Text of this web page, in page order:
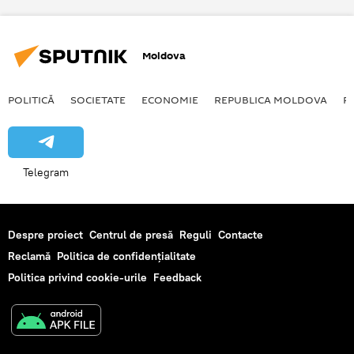
30 de grade
Moldova
POLITICĂ SOCIETATE ECONOMIE REPUBLICA MOLDOVA
Telegram
Despre proiect Centrul de presă Reguli Contacte
Reclamă Politica de confidențialitate
Politica privind cookie-urile Feedback